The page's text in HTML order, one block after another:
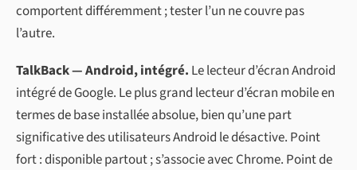
comportent différemment ; tester l’un ne couvre pas
l’autre.
TalkBack — Android, intégré. Le lecteur d’écran Android
intégré de Google. Le plus grand lecteur d’écran mobile en
termes de base installée absolue, bien qu’une part
significative des utilisateurs Android le désactive. Point
fort : disponible partout ; s’associe avec Chrome. Point de